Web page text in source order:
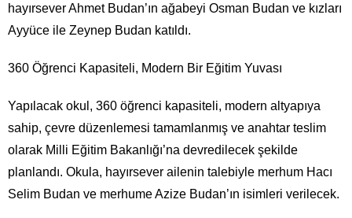
hayırsever Ahmet Budan’ın ağabeyi Osman Budan ve kızları
Ayyüce ile Zeynep Budan katıldı.
360 Öğrenci Kapasiteli, Modern Bir Eğitim Yuvası
Yapılacak okul, 360 öğrenci kapasiteli, modern altyapıya
sahip, çevre düzenlemesi tamamlanmış ve anahtar teslim
olarak Milli Eğitim Bakanlığı’na devredilecek şekilde
planlandı. Okula, hayırsever ailenin talebiyle merhum Hacı
Selim Budan ve merhume Azize Budan’ın isimleri verilecek.